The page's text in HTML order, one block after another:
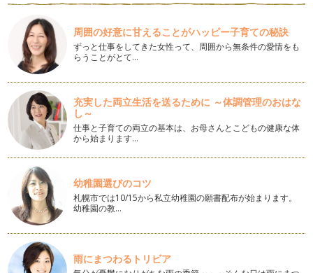
簡単ジャースイーツ！
こんにちは。お菓子研究家 橋本清美です。 今月は流行して
いる…
ボウル一つで簡単レアチーズケーキ
こんにちは。お菓子研究家の橋本清美です。 今回は、ゼラチ
ンを…
混ぜるだけ！スフレチーズカップケーキ
こんにちは！お菓子研究家 橋本清美です。 今回は、ボウル
で混ぜるだけの簡単なスフレ…
まぜるだけ！簡単チョコレートムース
こんにちは！お菓子研究家 橋本清美です。 今回は、とって
も簡単なのに本格的なお味の…
抹茶のシフォンケーキ
こんにちは！お菓子研究家の橋本清美です。 今回は春の新緑
を思わせるケーキ、抹茶のシ…
周囲の好意に甘えることがハッピー子育ての秘訣
ずっと仕事をしてきた女性って、周囲から無条件の愛情をも
らうことがとて…
充実した両立生活を送るために ～体調管理のおはな
し～
仕事と子育ての両立の基本は、お母さんとこどもの健康な体
から始まります…
幼稚園選びのコツ
札幌市では10/15から私立幼稚園の願書配布が始まります。
幼稚園の教…
雨にまつわるトリビア